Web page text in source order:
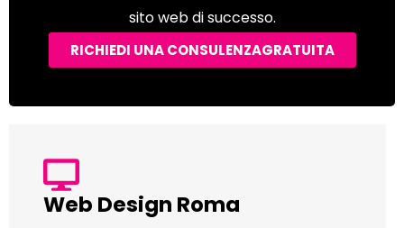
sito web di successo.
RICHIEDI UNA CONSULENZAGRATUITA
Web Design Roma